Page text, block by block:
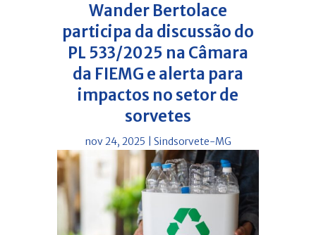
Wander Bertolace
participa da discussão do
PL 533/2025 na Câmara
da FIEMG e alerta para
impactos no setor de
sorvetes
nov 24, 2025 Sindsorvete-MG